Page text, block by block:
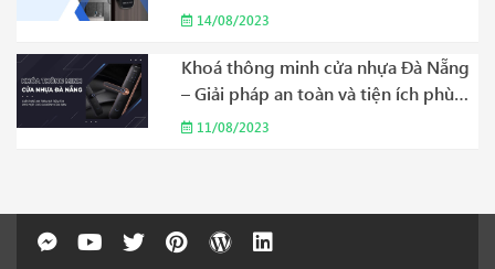
Sống Hiện Đại Năm 2023
14/08/2023
Khoá thông minh cửa nhựa Đà Nẵng
– Giải pháp an toàn và tiện ích phù
hợp cho gia đình của bạn Năm 2023
11/08/2023